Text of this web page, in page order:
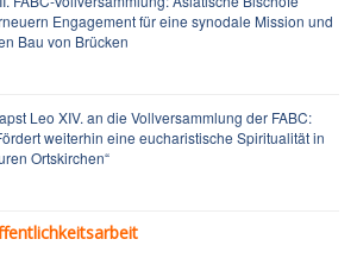
Engagement für eine synodale Mission und
Bau von Brücken
Leo XIV. an die Vollversammlung der FABC:
weiterhin eine eucharistische Spiritualität in
Ortskirchen“